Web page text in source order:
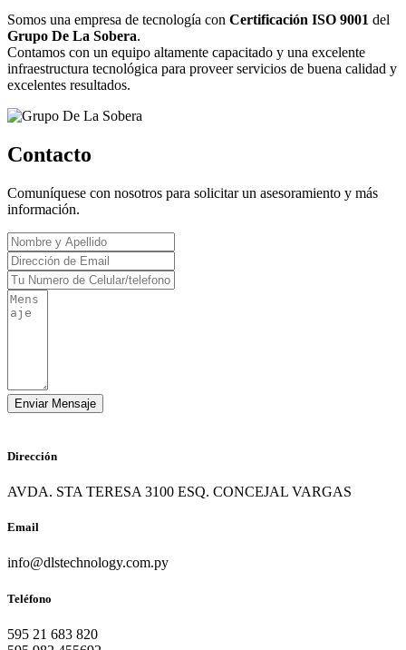
Somos una empresa de tecnología con Certificación ISO 9001 del
Grupo De La Sobera.
Contamos con un equipo altamente capacitado y una excelente
infraestructura tecnológica para proveer servicios de buena calidad y
excelentes resultados.
Contacto
Comuníquese con nosotros para solicitar un asesoramiento y más
información.
Dirección
AVDA. STA TERESA 3100 ESQ. CONCEJAL VARGAS
Email
info@dlstechnology.com.py
Teléfono
595 21 683 820